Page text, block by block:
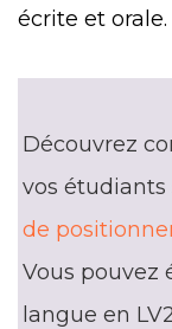
écrite et orale.
Découvrez
vos étudiants
de
Vous pouvez
langue en